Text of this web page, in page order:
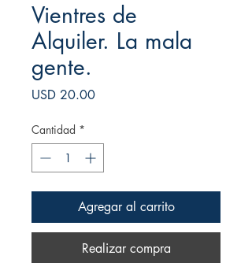
Vientres de
Alquiler. La mala
gente.
USD 20.00Precio
Cantidad *
Agregar al carrito
Realizar compra